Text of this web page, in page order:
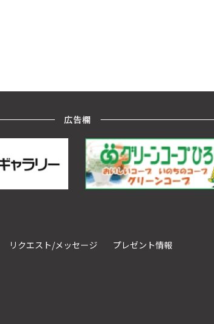
広告欄
リクエスト/メッセージ
プレゼント情報